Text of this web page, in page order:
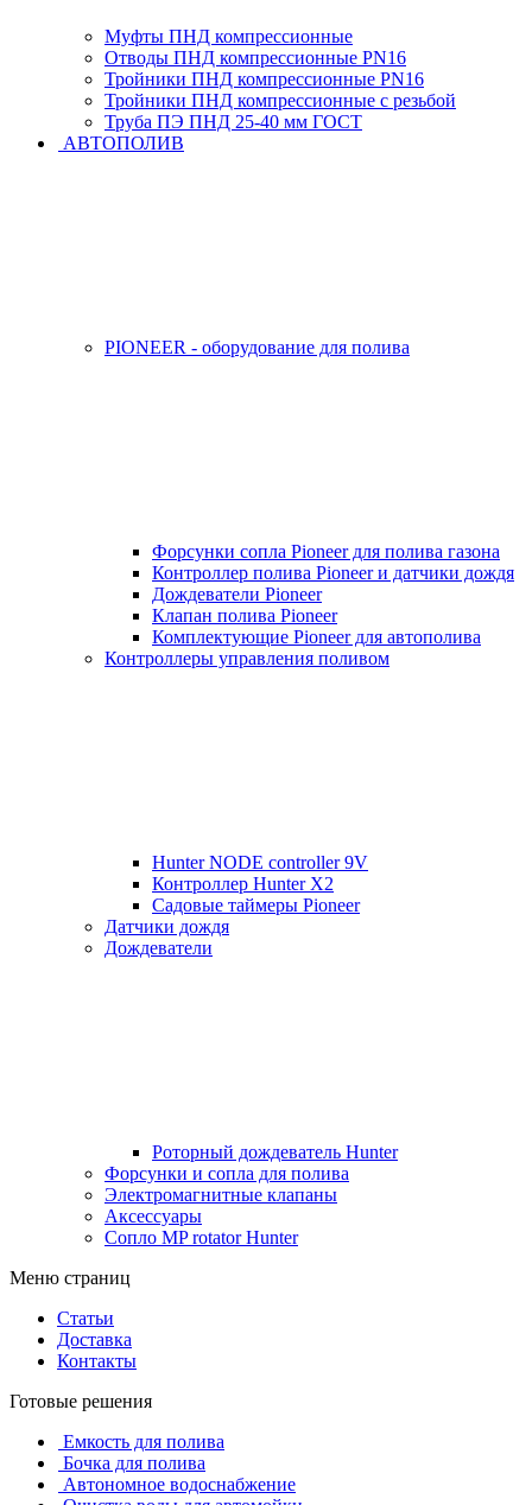
Муфты ПНД компрессионные
Отводы ПНД компрессионные PN16
Тройники ПНД компрессионные PN16
Тройники ПНД компрессионные с резьбой
Труба ПЭ ПНД 25-40 мм ГОСТ
АВТОПОЛИВ
PIONEER - оборудование для полива
Форсунки сопла Pioneer для полива газона
Контроллер полива Pioneer и датчики дождя
Дождеватели Pioneer
Клапан полива Pioneer
Комплектующие Pioneer для автополива
Контроллеры управления поливом
Hunter NODE controller 9V
Контроллер Hunter X2
Садовые таймеры Pioneer
Датчики дождя
Дождеватели
Роторный дождеватель Hunter
Форсунки и сопла для полива
Электромагнитные клапаны
Аксессуары
Сопло MP rotator Hunter
Меню страниц
Статьи
Доставка
Контакты
Готовые решения
Емкость для полива
Бочка для полива
Автономное водоснабжение